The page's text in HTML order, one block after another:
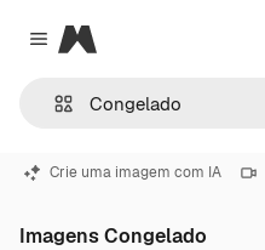
Close menu
Magnific
Crie uma imagem com IA
Imagens Congelado